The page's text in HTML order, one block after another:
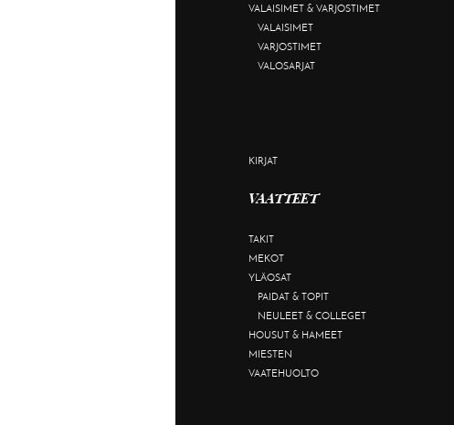
VALAISIMET & VARJOSTIMET
VALAISIMET
VARJOSTIMET
VALOSARJAT
KIRJAT
VAATTEET
TAKIT
MEKOT
YLÄOSAT
PAIDAT & TOPIT
NEULEET & COLLEGET
HOUSUT & HAMEET
MIESTEN
VAATEHUOLTO